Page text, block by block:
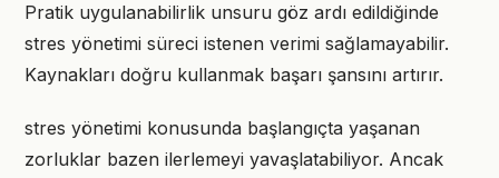
Pratik uygulanabilirlik unsuru göz ardı edildiğinde
stres yönetimi süreci istenen verimi sağlamayabilir.
Kaynakları doğru kullanmak başarı şansını artırır.
stres yönetimi konusunda başlangıçta yaşanan
zorluklar bazen ilerlemeyi yavaşlatabiliyor. Ancak